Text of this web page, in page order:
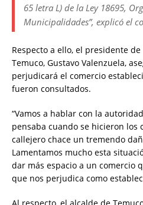
65 letra L) de la Ley 18695,
Municipalidades”, explicó el
Respecto a ello, el presidente
Temuco, Gustavo Valenzuela,
perjudicará el comercio
fueron consultados.
“Vamos a hablar con la
pensaba cuando se hicieron los
callejero chace un tremendo
Lamentamos mucho esta
dar más espacio a un comercio
que nos perjudica como